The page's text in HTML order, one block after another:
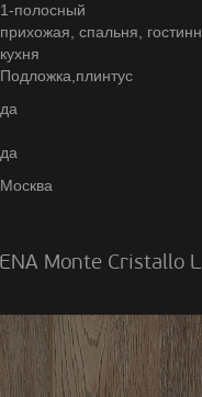
1-полосный
прихожая, спальня,
кухня
Подложка,плинтус
да
да
Москва
Monte Cristallo